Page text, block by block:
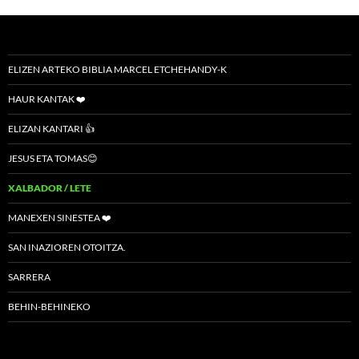
ELIZEN ARTEKO BIBLIA MARCEL ETCHEHANDY-K
HAUR KANTAK ❤️
ELIZAN KANTARI 👍
JESUS ETA TOMAS😊
XALBADOR / LETE
MANEXEN SINESTEA ❤️
SAN INAZIOREN OTOITZA.
SARRERA
BEHIN-BEHINEKO